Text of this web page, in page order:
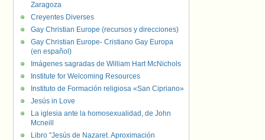
Zaragoza
Creyentes Diverses
Gay Christian Europe (recursos y direcciones)
Gay Christian Europe- Cristiano Gay Europa
(en español)
Imágenes sagradas de William Hart McNichols
Institute for Welcoming Resources
Instituto de Formación religiosa «San Cipriano»
Jesús in Love
La iglesia ante la homosexualidad, de John
Mcneill
Libro "Jesús de Nazaret. Aproximación